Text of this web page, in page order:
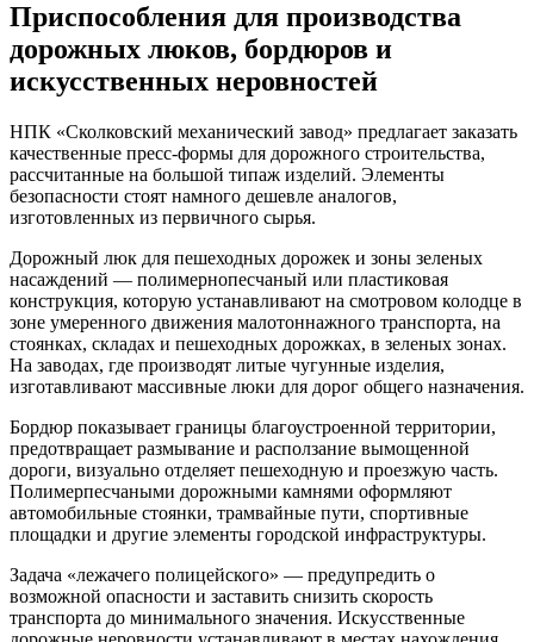
Приспособления для производства
дорожных люков, бордюров и
искусственных неровностей
НПК «Сколковский механический завод» предлагает заказать
качественные пресс-формы для дорожного строительства,
рассчитанные на большой типаж изделий. Элементы
безопасности стоят намного дешевле аналогов,
изготовленных из первичного сырья.
Дорожный люк для пешеходных дорожек и зоны зеленых
насаждений — полимернопесчаный или пластиковая
конструкция, которую устанавливают на смотровом колодце в
зоне умеренного движения малотоннажного транспорта, на
стоянках, складах и пешеходных дорожках, в зеленых зонах.
На заводах, где производят литые чугунные изделия,
изготавливают массивные люки для дорог общего назначения.
Бордюр показывает границы благоустроенной территории,
предотвращает размывание и расползание вымощенной
дороги, визуально отделяет пешеходную и проезжую часть.
Полимерпесчаными дорожными камнями оформляют
автомобильные стоянки, трамвайные пути, спортивные
площадки и другие элементы городской инфраструктуры.
Задача «лежачего полицейского» — предупредить о
возможной опасности и заставить снизить скорость
транспорта до минимального значения. Искусственные